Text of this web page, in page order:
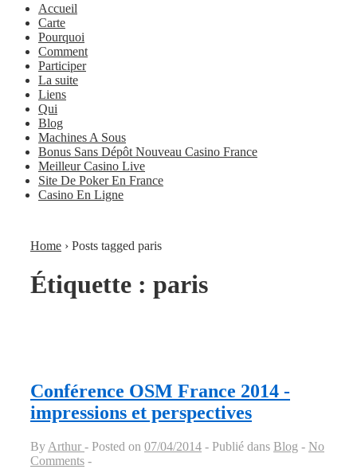
Accueil
Carte
Pourquoi
Comment
Participer
La suite
Liens
Qui
Blog
Machines A Sous
Bonus Sans Dépôt Nouveau Casino France
Meilleur Casino Live
Site De Poker En France
Casino En Ligne
Home › Posts tagged paris
Étiquette : paris
Conférence OSM France 2014 -
impressions et perspectives
By Arthur Posted on 07/04/2014 Publié dans Blog
No
Comments